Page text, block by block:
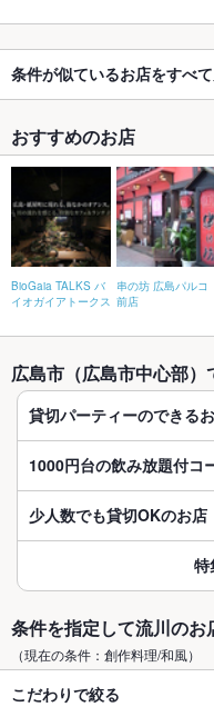
条件が似ているお店をすべ
おすすめのお店
BioGaia TALKS バ
イオガイアトークス
串の坊 広島パルコ
前店
広島市（広島市中心部
貸切パーティーのできる
1000円台の飲み放題付コ
少人数でも貸切OKのお店
特
条件を指定して流川のお
（現在の条件：創作料理/和風）
こだわりで絞る